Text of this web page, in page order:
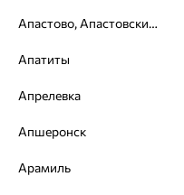
Апастово, Апастовский район
Апатиты
Апрелевка
Апшеронск
Арамиль